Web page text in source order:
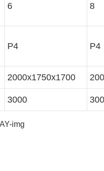
6 8
P4 P4
2000x1750x1700
3000